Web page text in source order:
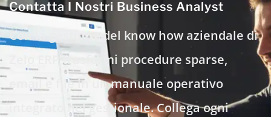
Contatta I Nostri Business Analyst
Con la gestione del know how aziendale di
Zelo ERP trasformi procedure sparse,
email e file in un manuale operativo
integrato nel gestionale. Collega ogni